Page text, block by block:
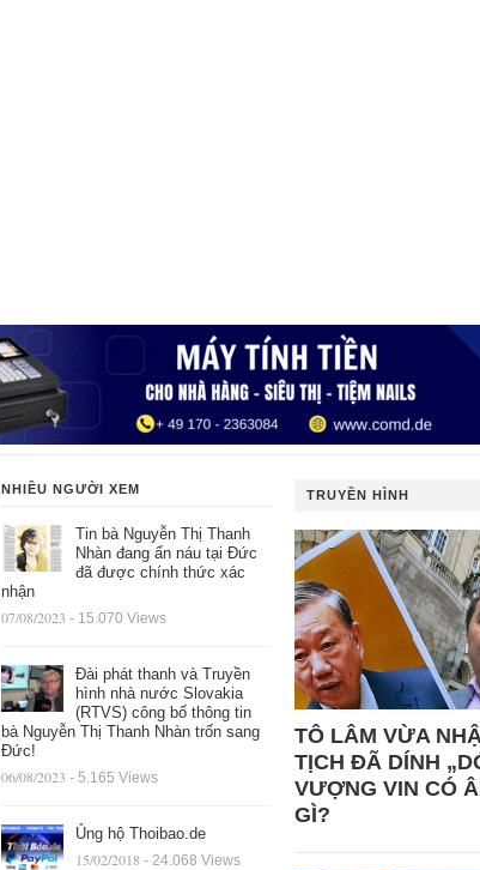
NHIỀU NGƯỜI XEM
Tin bà Nguyễn Thị Thanh
Nhàn đang ẩn náu tại Đức
đã được chính thức xác
nhận
07/08/2023 - 15.070 Views
Đài phát thanh và Truyền
hình nhà nước Slovakia
(RTVS) công bố thông tin
bà Nguyễn Thị Thanh Nhàn trốn sang
Đức!
06/08/2023 - 5.165 Views
Ủng hộ Thoibao.de
15/02/2018 - 24.068 Views
TRUYỀN HÌNH
TÔ LÂM VỪA
TỊCH ĐÃ DÍNH
VƯỢNG VIN CÓ
GÌ?